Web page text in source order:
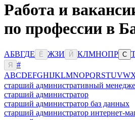
Работа и
по профессии в
АБВГДЕ Ё ЖЗИ Й КЛМНОПР С
Я
#
ABCDEFGHIJKLMNOPQRSTUVW
старший административный
старший администратор
старший администратор баз данных
старший администратор интернет-